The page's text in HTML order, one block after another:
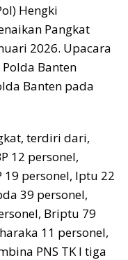
Hengki
Pangkat
2026. Upacara
Banten
Banten pada
terdiri dari,
12 personel,
19 personel, Iptu 22
39 personel,
Briptu 79
11 personel,
PNS TK I tiga